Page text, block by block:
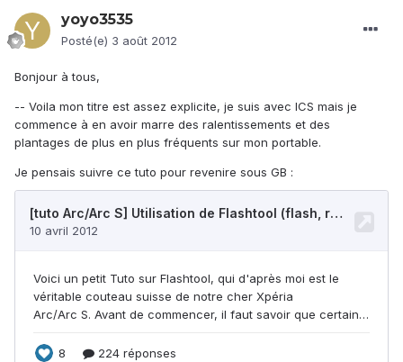
yoyo3535
Posté(e) 3 août 2012
Bonjour à tous,
-- Voila mon titre est assez explicite, je suis avec ICS mais je
commence à en avoir marre des ralentissements et des
plantages de plus en plus fréquents sur mon portable.
Je pensais suivre ce tuto pour revenire sous GB :